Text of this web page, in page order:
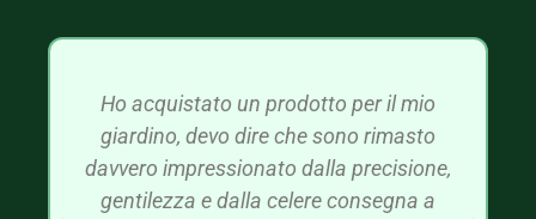
Ho acquistato un prodotto per il mio
giardino, devo dire che sono rimasto
davvero impressionato dalla precisione,
gentilezza e dalla celere consegna a